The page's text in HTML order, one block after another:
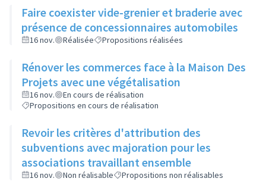
Faire coexister vide-grenier et braderie avec
présence de concessionnaires automobiles
16 nov. Réalisée Propositions réalisées
Rénover les commerces face à la Maison Des
Projets avec une végétalisation
16 nov.
En cours de réalisation
Propositions en cours de réalisation
Revoir les critères d'attribution des
subventions avec majoration pour les
associations travaillant ensemble
16 nov. Non réalisable Propositions non réalisables